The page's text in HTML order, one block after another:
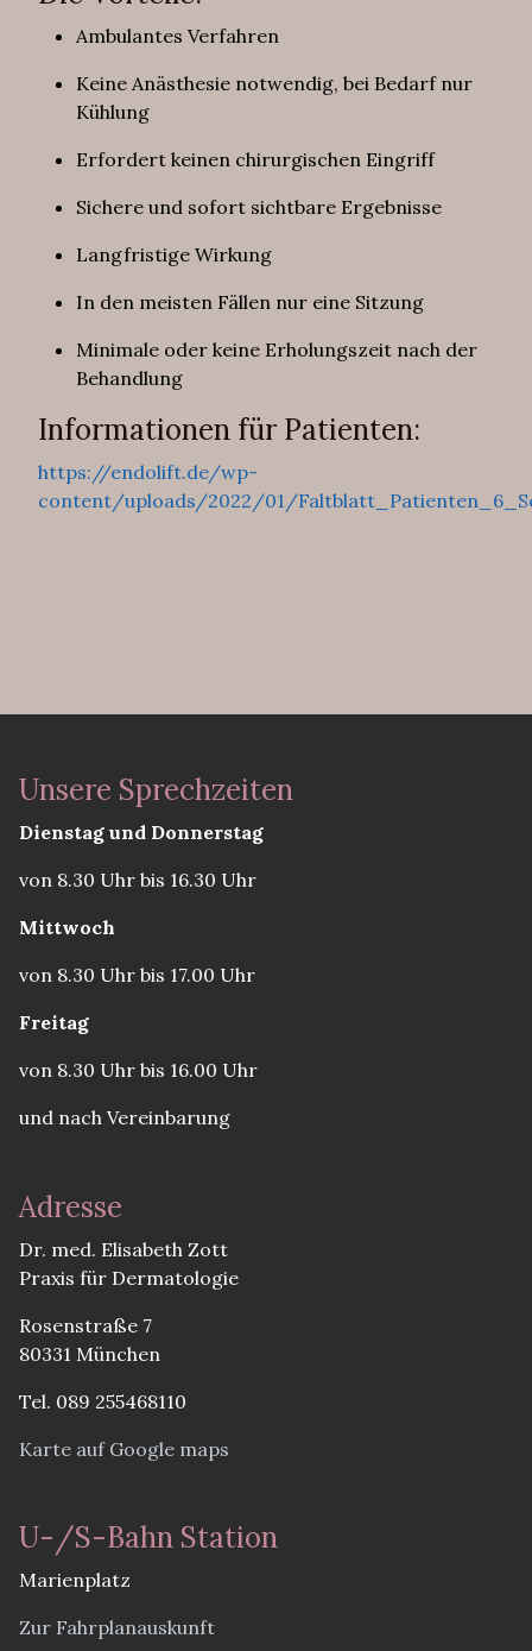
Ambulantes Verfahren
Keine Anästhesie notwendig, bei Bedarf nur
Kühlung
Erfordert keinen chirurgischen Eingriff
Sichere und sofort sichtbare Ergebnisse
Langfristige Wirkung
In den meisten Fällen nur eine Sitzung
Minimale oder keine Erholungszeit nach der
Behandlung
Informationen für Patienten:
https://endolift.de/wp-
content/uploads/2022/01/
Unsere Sprechzeiten
Dienstag und Donnerstag
von 8.30 Uhr bis 16.30 Uhr
Mittwoch
von 8.30 Uhr bis 17.00 Uhr
Freitag
von 8.30 Uhr bis 16.00 Uhr
und nach Vereinbarung
Adresse
Dr. med. Elisabeth Zott
Praxis für Dermatologie
Rosenstraße 7
80331 München
Tel. 089 255468110
Karte auf Google maps
U-/S-Bahn Station
Marienplatz
Zur Fahrplanauskunft